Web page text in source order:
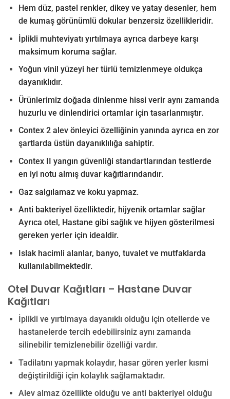
Hem düz, pastel renkler, dikey ve yatay desenler, hem
de kumaş görünümlü dokular benzersiz özellikleridir.
İplikli muhteviyatı yırtılmaya ayrıca darbeye karşı
maksimum koruma sağlar.
Yoğun vinil yüzeyi her türlü temizlenmeye oldukça
dayanıklıdır.
Ürünlerimiz doğada dinlenme hissi verir aynı zamanda
huzurlu ve dinlendirici ortamlar için tasarlanmıştır.
Contex 2 alev önleyici özelliğinin yanında ayrıca en zor
şartlarda üstün dayanıklılığa sahiptir.
Contex II yangın güvenliği standartlarından testlerde
en iyi notu almış duvar kağıtlarındandır.
Gaz salgılamaz ve koku yapmaz.
Anti bakteriyel özelliktedir, hijyenik ortamlar sağlar
Ayrıca otel, Hastane gibi sağlık ve hijyen gösterilmesi
gereken yerler için idealdir.
Islak hacimli alanlar, banyo, tuvalet ve mutfaklarda
kullanılabilmektedir.
Otel Duvar Kağıtları – Hastane Duvar
Kağıtları
İplikli ve yırtılmaya dayanıklı olduğu için otellerde ve
hastanelerde tercih edebilirsiniz aynı zamanda
silinebilir temizlenebilir özelliği vardır.
Tadilatını yapmak kolaydır, hasar gören yerler kısmi
değiştirildiği için kolaylık sağlamaktadır.
Alev almaz özellikte olduğu ve anti bakteriyel olduğu